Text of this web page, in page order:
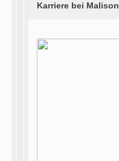
Karriere bei Malison